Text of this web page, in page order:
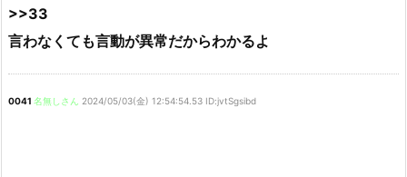
>>33
言わなくても言動が異常だからわかるよ
0041 名無しさん 2024/05/03(金) 12:54:54.53 ID:jvtSgsibd